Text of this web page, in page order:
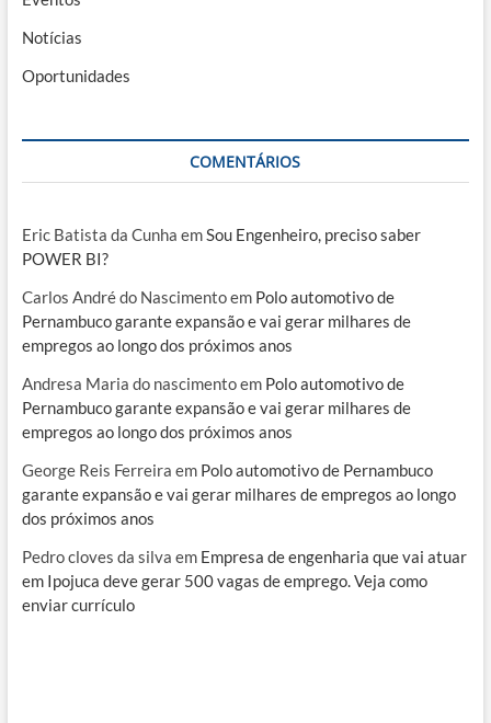
Notícias
Oportunidades
COMENTÁRIOS
Eric Batista da Cunha emSou Engenheiro, preciso saber
POWER BI?
Carlos André do Nascimentoem Polo automotivo de
Pernambuco garante expansão e vai gerar milhares de
empregos ao longo dos próximos anos
Andresa Maria do nascimentoem Polo automotivo de
Pernambuco garante expansão e vai gerar milhares de
empregos ao longo dos próximos anos
George Reis Ferreira em Polo automotivo de Pernambuco
garante expansão e vai gerar milhares de empregos ao longo
dos próximos anos
Pedro cloves da silva em Empresa de engenharia que vai atuar
em Ipojuca deve gerar 500 vagas de emprego. Veja como
enviar currículo